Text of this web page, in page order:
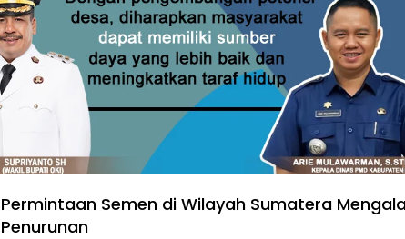
Permintaan Semen di Wilayah Sumatera
Penurunan